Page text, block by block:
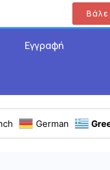
Βάλε
Εγγραφή
German